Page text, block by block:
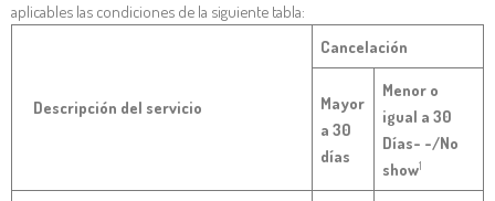
aplicables las condiciones de la siguiente tabla:
Descripción del servicio
Cancelación
Mayor
a 30
días
Menor o
igual a 30
Días- -/No
show1